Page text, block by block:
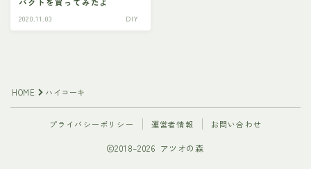
2020.11.03 DIY
HOME ハイコーキ
プライバシーポリシー 運営者情報 お問い合わせ
2018–2026 アツオの森